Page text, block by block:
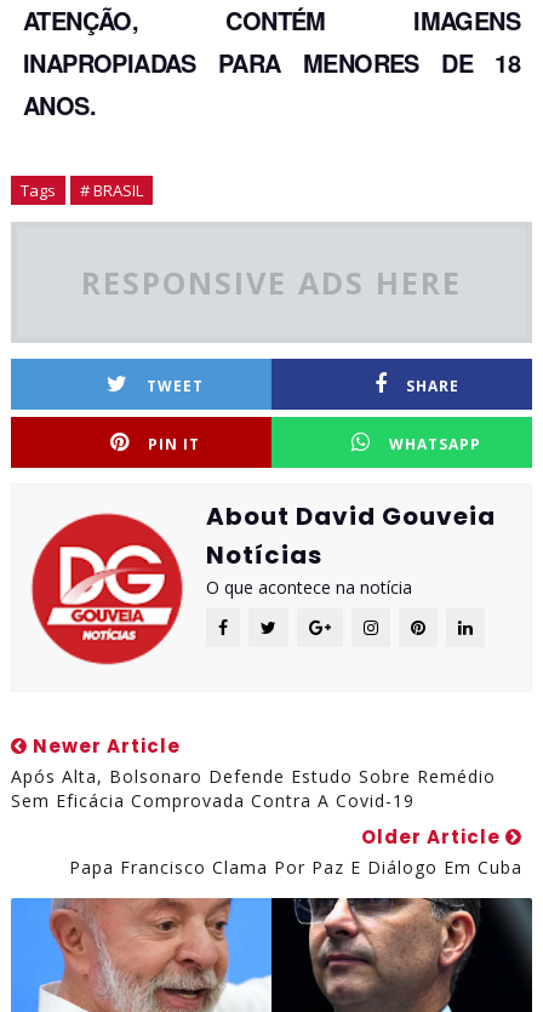
ATENÇÃO, CONTÉM IMAGENS
INAPROPIADAS PARA MENORES DE 18
ANOS.
Tags # BRASIL
RESPONSIVE ADS HERE
TWEET SHARE
PIN IT WHATSAPP
About David Gouveia
Notícias
O que acontece na notícia
Newer Article
Após Alta, Bolsonaro Defende Estudo Sobre Remédio
Sem Eficácia Comprovada Contra A Covid-19
Older Article
Papa Francisco Clama Por Paz E Diálogo Em Cuba